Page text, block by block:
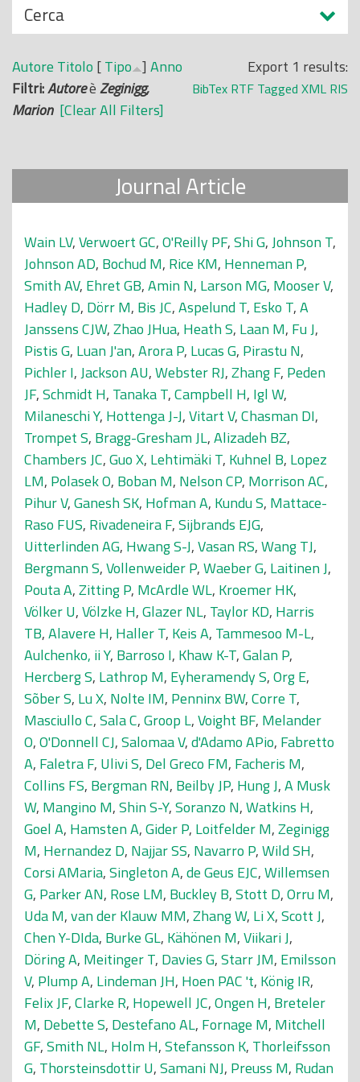
N
a
s
c
o
n
i
Cerca
Export 1 results:
BibTex RTF Tagged XML RIS
Autore Titolo [Tipo ] Anno
Filtri:AutoreèZeginigg,
Marion [Clear All Filters]
Journal Article
Wain LV,Verwoert GC,O'Reilly PF,Shi G,Johnson T,
Johnson AD, Bochud M, Rice KM, Henneman P,
Smith AV, Ehret GB,Amin N, Larson MG, Mooser V,
Hadley D, Dörr M, Bis JC,Aspelund T, Esko T,A
Janssens CJW,Zhao JHua, Heath S, Laan M, Fu J,
Pistis G, Luan J'an,Arora P, Lucas G, Pirastu N,
Pichler I,Jackson AU,Webster RJ,Zhang F, Peden
JF,Schmidt H, Tanaka T,Campbell H, Igl W,
Milaneschi Y, Hottenga J-J,Vitart V,Chasman DI,
Trompet S, Bragg-Gresham JL,Alizadeh BZ,
Chambers JC,Guo X, Lehtimäki T, Kuhnel B, Lopez
LM, Polasek O, Boban M, Nelson CP, Morrison AC,
Pihur V,Ganesh SK, Hofman A, Kundu S, Mattace-
Raso FUS, Rivadeneira F,Sijbrands EJG,
Uitterlinden AG, Hwang S-J,Vasan RS,Wang TJ,
Bergmann S,Vollenweider P,Waeber G, Laitinen J,
Pouta A,Zitting P, McArdle WL, Kroemer HK,
Völker U,Völzke H,Glazer NL, Taylor KD, Harris
TB,Alavere H, Haller T, Keis A, Tammesoo M-L,
Aulchenko, ii Y, Barroso I, Khaw K-T,Galan P,
Hercberg S, Lathrop M, Eyheramendy S,Org E,
Sõber S, Lu X, Nolte IM, Penninx BW,Corre T,
Masciullo C,Sala C,Groop L,Voight BF, Melander
O,O'Donnell CJ,Salomaa V,d'Adamo APio, Fabretto
A, Faletra F, Ulivi S, Del Greco FM, Facheris M,
Collins FS, Bergman RN, Beilby JP, Hung J,A Musk
W, Mangino M,Shin S-Y,Soranzo N,Watkins H,
Goel A, Hamsten A,Gider P, Loitfelder M,Zeginigg
M, Hernandez D, Najjar SS, Navarro P,Wild SH,
Corsi AMaria,Singleton A,de Geus EJC,Willemsen
G, Parker AN, Rose LM, Buckley B,Stott D,Orru M,
Uda M,van der Klauw MM,Zhang W, Li X,Scott J,
Chen Y-DIda, Burke GL, Kähönen M,Viikari J,
Döring A, Meitinger T, Davies G,Starr JM, Emilsson
V, Plump A, Lindeman JH, Hoen PAC 't, König IR,
Felix JF,Clarke R, Hopewell JC,Ongen H, Breteler
M, Debette S, Destefano AL, Fornage M, Mitchell
GF,Smith NL, Holm H,Stefansson K, Thorleifsson
G, Thorsteinsdottir U,Samani NJ, Preuss M, Rudan